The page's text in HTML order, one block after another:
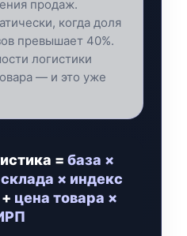
продаж.
когда доля
превышает 40%.
логистики
— и это уже
= база ×
× индекс
+ цена товара ×